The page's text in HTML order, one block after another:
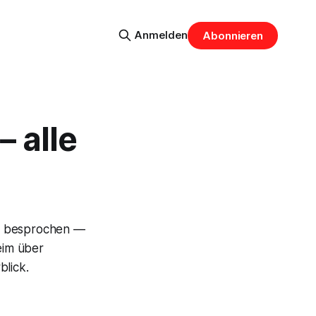
Anmelden Abonnieren
alle
besprochen —
über